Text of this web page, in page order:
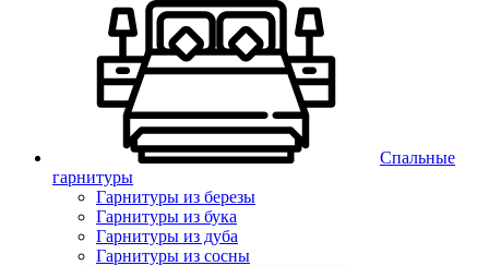
Спальные
гарнитуры
Гарнитуры из березы
Гарнитуры из бука
Гарнитуры из дуба
Гарнитуры из сосны